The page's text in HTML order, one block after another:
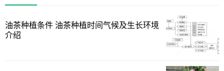
油茶种植条件 油茶种植时间气候及生长环境
介绍